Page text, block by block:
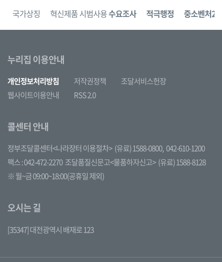
국가상징 혁신제품 시범사용수요조사 적극행정 중소벤처24
누리집 이용안내
개인정보처리방침 저작권정책
조달서비스헌장
웹사이트이용안내
RSS 2.0
콜센터 안내
정부조달콜센터<나라장터 이용절차> (유료) 1588-0800, 042-610-1200
팩스 : 042-472-2270 조달품질신문고<물품하자신고> (유료) 1588-8128
※ 월~금 09:00~18:00(공휴일 제외)
오시는 길
[35347] 대전광역시 배재로 123